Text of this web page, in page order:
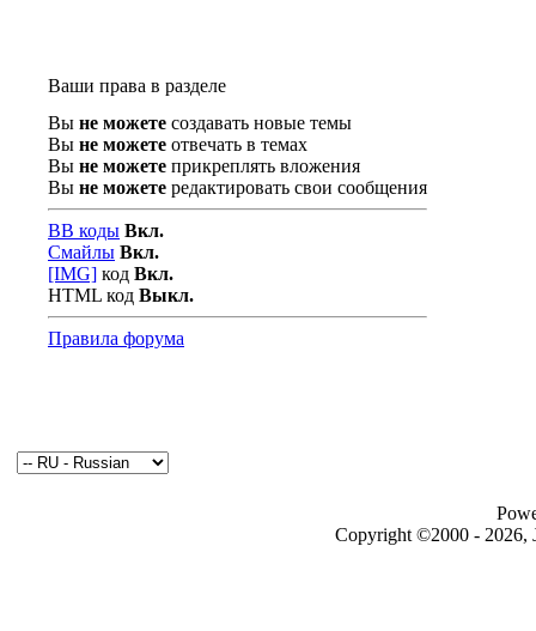
Ваши права в разделе
Вы не можете создавать новые темы
Вы не можете отвечать в темах
Вы не можете прикреплять вложения
Вы не можете редактировать свои сообщения
BB коды Вкл.
Смайлы Вкл.
[IMG] код Вкл.
HTML код Выкл.
Правила форума
Copyright ©2000 - 2026,